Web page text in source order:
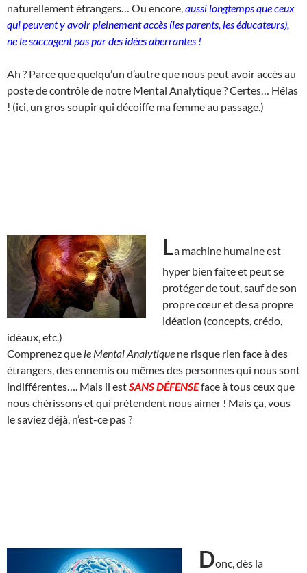
naturellement étrangers… Ou encore, aussi longtemps que ceux
qui peuvent y avoir pleinement accès (les parents, les éducateurs),
ne le saccagent pas par des idées aberrantes !
Ah ? Parce que quelqu’un d’autre que nous peut avoir accès au
poste de contrôle de notre Mental Analytique ? Certes… Hélas
! (ici, un gros soupir qui décoiffe ma femme au passage.)
La machine humaine est
hyper bien faite et peut se
protéger de tout, sauf de son
propre cœur et de sa propre
idéation (concepts, crédo,
idéaux, etc.)
Comprenez que le Mental Analytique ne risque rien face à des
étrangers, des ennemis ou mêmes des personnes qui nous sont
indifférentes…. Mais il estSANS DÉFENSEface à tous ceux que
nous chérissons et qui prétendent nous aimer ! Mais ça, vous
le saviez déjà, n’est-ce pas ?
Donc, dès la